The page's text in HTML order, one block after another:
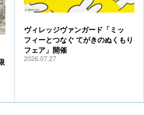
ヴィレッジヴァンガード「ミッ
フィーとつなぐ てがきのぬくもり
フェア」開催
2026.07.27